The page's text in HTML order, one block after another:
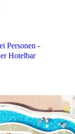
Personen -
Hotelbar